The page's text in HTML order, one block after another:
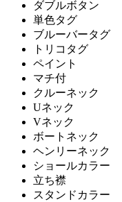
ダブルボタン
単色タグ
ブルーバータグ
トリコタグ
ペイント
マチ付
クルーネック
Uネック
Vネック
ボートネック
ヘンリーネック
ショールカラー
立ち襟
スタンドカラー